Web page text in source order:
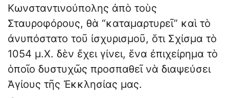
Κωνσταντινούπολης ἀπὸ τοὺς
Σταυροφόρους, θὰ “καταμαρτυρεῖ” καὶ τὸ
ἀνυπόστατο τοῦ ἰσχυρισμοῦ, ὅτι Σχίσμα τὸ
1054 μ.Χ. δὲν ἔχει γίνει, ἕνα ἐπιχείρημα τὸ
ὁποῖο δυστυχῶς προσπαθεῖ νὰ διαψεύσει
Ἁγίους τῆς Ἐκκλησίας μας.